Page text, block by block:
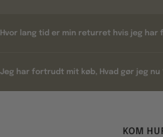
Hvor lang tid er min returret hvis jeg har
Jeg har fortrudt mit køb, Hvad gør jeg nu
KOM